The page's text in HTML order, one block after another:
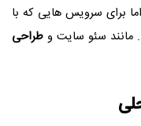
برای سرویس هایی که با
مانند سئو سایت و طراحی